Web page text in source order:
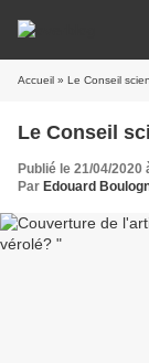
Accueil » Le Conseil
Le Conseil
Publié le 21/04/2020
Par Edouard